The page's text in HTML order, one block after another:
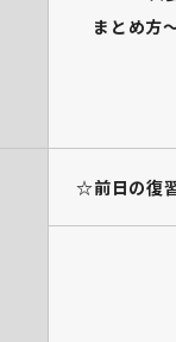
まとめ方
☆前日の復